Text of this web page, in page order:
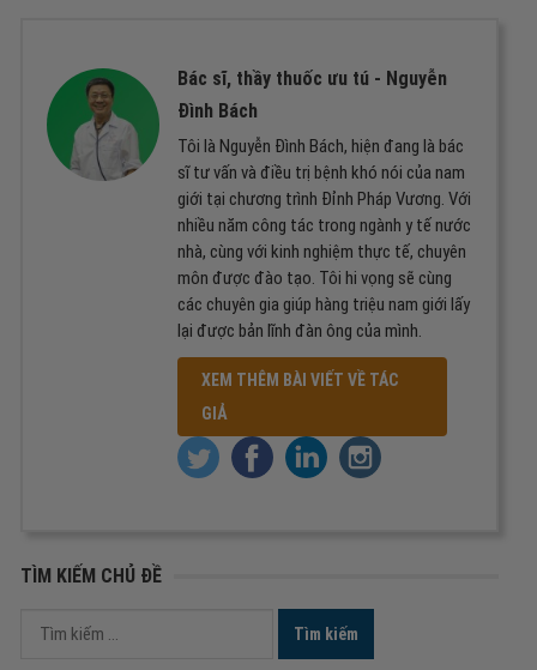
Bác sĩ, thầy thuốc ưu tú - Nguyễn
Đình Bách
Tôi là Nguyễn Đình Bách, hiện đang là bác
sĩ tư vấn và điều trị bệnh khó nói của nam
giới tại chương trình Đỉnh Pháp Vương. Với
nhiều năm công tác trong ngành y tế nước
nhà, cùng với kinh nghiệm thực tế, chuyên
môn được đào tạo. Tôi hi vọng sẽ cùng
các chuyên gia giúp hàng triệu nam giới lấy
lại được bản lĩnh đàn ông của mình.
XEM THÊM BÀI VIẾT VỀ TÁC
GIẢ
TÌM KIẾM CHỦ ĐỀ
Tìm